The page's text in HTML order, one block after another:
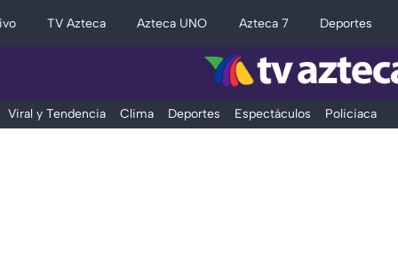
TV Azteca Azteca UNO Azteca 7 Deportes
Viral y Tendencia Clima Deportes Espectáculos Policiaca